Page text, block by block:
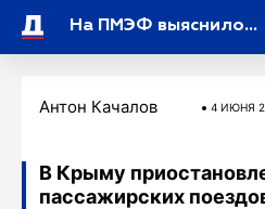
На ПМЭФ выяснилось, кто имеет право на социальную доплату к пенсии
Антон Качалов 4 ИЮНЯ
В Крыму
пассажирских